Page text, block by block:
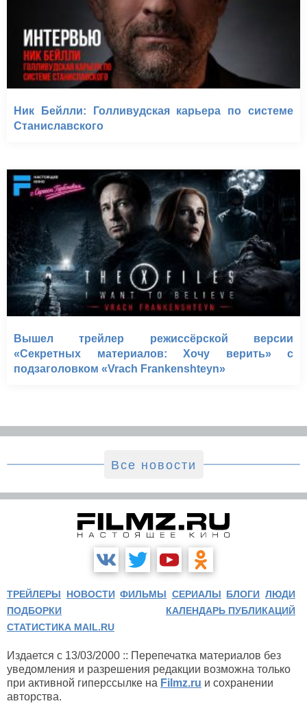
Ник Бейлли: Голливудская карьера по системе
Станиславского
Вышел трейлер режиссёрской версии
«Секретных материалов: Хочу верить» с
подзаголовком «Vrach Frankenshteyn»
Все новости
ТРЕЙЛЕРЫ НОВОСТИ ФИЛЬМЫ СЕРИАЛЫ БЛОГИ ЛЮДИ
ПОДБОРКИ
КАЛЕНДАРЬ ПУБЛИКАЦИЙ
СТАТИСТИКА MAIL.RU
Издается с 13/03/2000 :: Перепечатка материалов без
уведомления и разрешения редакции возможна только
при активной гиперссылке на Filmz.ru и сохранении
авторства.